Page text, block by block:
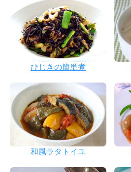
ひじきの簡単煮
和風ラタトイユ